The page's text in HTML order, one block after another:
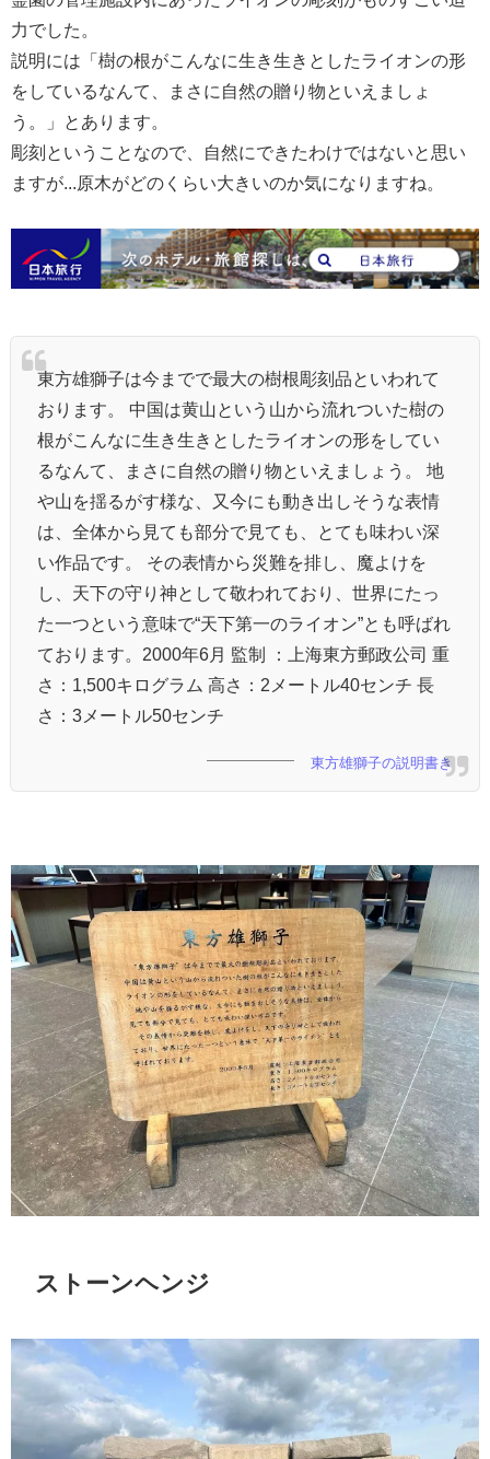
力でした。
説明には「 樹の根がこんなに生き生きとしたライオンの形
をしているなんて、まさに自然の贈り物といえましょ
う。」とあります。
彫刻ということなので、自然にできたわけではないと思い
ますが...原木がどのくらい大きいのか気になりますね。
東方雄獅子は今までで最大の樹根彫刻品といわれて
おります。 中国は黄山という山から流れついた樹の
根がこんなに生き生きとしたライオンの形をしてい
るなんて、まさに自然の贈り物といえましょう。 地
や山を揺るがす様な、又今にも動き出しそうな表情
は、全体から見ても部分で見ても、とても味わい深
い作品です。 その表情から災難を排し、魔よけを
し、天下の守り神として敬われており、世界にたっ
た一つという意味で“天下第一のライオン”とも呼ばれ
ております。2000年6月 監制 ：上海東方郵政公司 重
さ：1,500キログラム 高さ：2メートル40センチ 長
さ：3メートル50センチ
東方雄獅子の説明書き
ストーンヘンジ